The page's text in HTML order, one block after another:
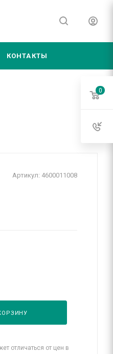
КОНТАКТЫ
Артикул: 4600011008
отличаться от цен в
0